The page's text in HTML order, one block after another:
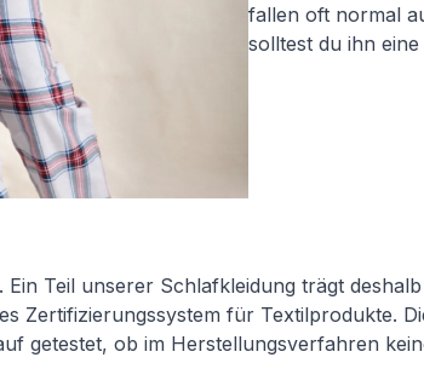
fallen oft normal
solltest du ihn
Teil unserer Schlafkleidung trägt deshalb
Zertifizierungssystem für Textilprodukte.
getestet, ob im Herstellungsverfahren